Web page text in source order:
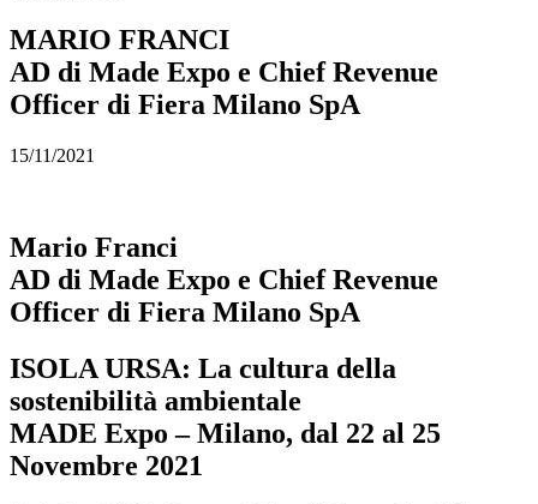
MARIO FRANCI
AD di Made Expo e Chief Revenue
Officer di Fiera Milano SpA
15/11/2021
Mario Franci
AD di Made Expo e Chief Revenue
Officer di Fiera Milano SpA
ISOLA URSA: La cultura della
sostenibilità ambientale
MADE Expo – Milano, dal 22 al 25
Novembre 2021